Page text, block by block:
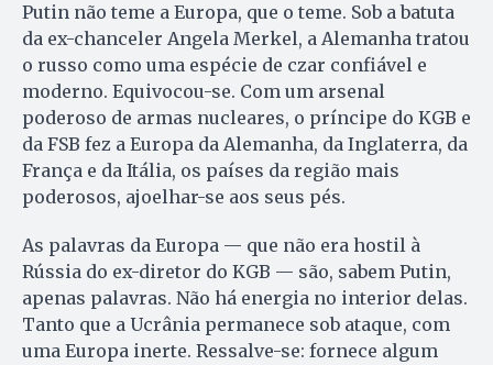
Putin não teme a Europa, que o teme. Sob a batuta
da ex-chanceler Angela Merkel, a Alemanha tratou
o russo como uma espécie de czar confiável e
moderno. Equivocou-se. Com um arsenal
poderoso de armas nucleares, o príncipe do KGB e
da FSB fez a Europa da Alemanha, da Inglaterra, da
França e da Itália, os países da região mais
poderosos, ajoelhar-se aos seus pés.
As palavras da Europa — que não era hostil à
Rússia do ex-diretor do KGB — são, sabem Putin,
apenas palavras. Não há energia no interior delas.
Tanto que a Ucrânia permanece sob ataque, com
uma Europa inerte. Ressalve-se: fornece algum